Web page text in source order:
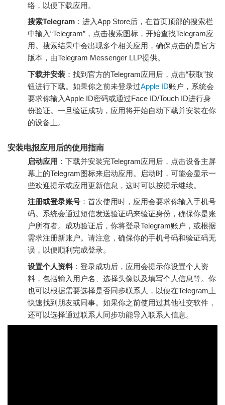
络，以便下载应用。
搜索Telegram ：进入App Store后，在首页顶部的搜索栏
中输入“Telegram”，点击搜索图标，开始查找Telegram应
用。搜索结果中会出现多个相关应用，确保点击的是官方
版本，由Telegram Messenger LLP提供。
下载并安装 ：找到官方的Telegram应用后，点击“获取”按
钮进行下载。如果你之前未登录过Apple ID账户，系统会
要求你输入Apple ID密码或通过Face ID/Touch ID进行身
份验证。一旦验证成功，应用将开始自动下载并安装在你
的设备上。
安装电报应用后的使用指南
启动应用 ：下载并安装完Telegram应用后，点击设备主屏
幕上的Telegram图标来启动应用。启动时，可能会显示一
些欢迎提示或应用更新信息，这时可以按提示继续。
注册或登录账号 ：首次使用时，应用会要求你输入手机号
码。系统会通过短信发送验证码来验证身份，确保你是账
户所有者。成功验证后，你将登录Telegram账户，或根据
需求注册新账户。请注意，确保你的手机号码和验证码无
误，以便顺利完成登录。
设置个人资料 ：登录成功后，应用会提示你设置个人资
料，包括输入用户名、选择头像以及填写个人信息等。你
也可以根据需要选择是否同步联系人，以便在Telegram上
快速找到朋友或同事。如果你之前使用过其他社交软件，
还可以选择通过联系人同步功能导入联系人信息。